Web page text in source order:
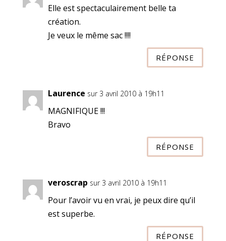
Elle est spectaculairement belle ta
création.
Je veux le même sac !!!!
RÉPONSE
Laurence sur 3 avril 2010 à 19h11
MAGNIFIQUE !!!
Bravo
RÉPONSE
veroscrap sur 3 avril 2010 à 19h11
Pour l’avoir vu en vrai, je peux dire qu’il
est superbe.
RÉPONSE